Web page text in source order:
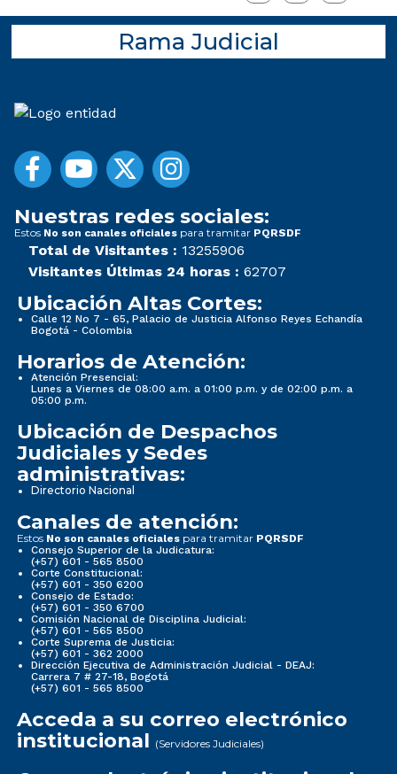
Rama Judicial
Nuestras redes sociales:
Estos No son canales oficiales para tramitar PQRSDF
Total de Visitantes : 13255906
Visitantes Últimas 24 horas : 62707
Ubicación Altas Cortes:
Calle 12 No 7 - 65, Palacio de Justicia Alfonso Reyes Echandía
Bogotá - Colombia
Horarios de Atención:
Atención Presencial:
Lunes a Viernes de 08:00 a.m. a 01:00 p.m. y de 02:00 p.m. a
05:00 p.m.
Ubicación de Despachos
Judiciales y Sedes
administrativas:
Directorio Nacional
Canales de atención:
Estos No son canales oficiales para tramitar PQRSDF
Consejo Superior de la Judicatura:
(+57) 601 - 565 8500
Corte Constitucional:
(+57) 601 - 350 6200
Consejo de Estado:
(+57) 601 - 350 6700
Comisión Nacional de Disciplina Judicial:
(+57) 601 - 565 8500
Corte Suprema de Justicia:
(+57) 601 - 362 2000
Dirección Ejecutiva de Administración Judicial - DEAJ:
Carrera 7 # 27-18, Bogotá
(+57) 601 - 565 8500
Acceda a su correo electrónico
institucional (Servidores Judiciales)